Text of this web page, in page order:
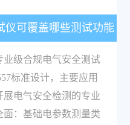
仪可覆盖哪些测试功能
级合规电气安全测试
标准设计，主要应用
电气安全检测的专业
：基础电参数测量类